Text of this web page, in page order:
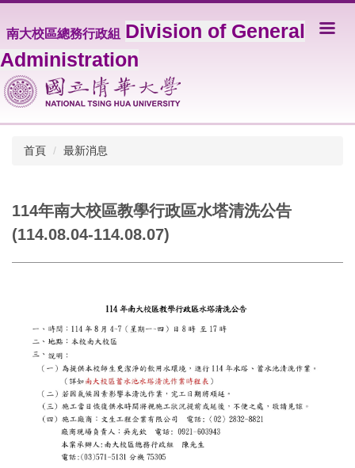
到
要
內
容
區
南大校區總務行政組 Division of General
Administration
首頁 最新消息
114年南大校區教學行政區水塔清洗公告
(114.08.04-114.08.07)